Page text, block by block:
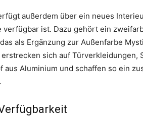
außerdem über ein neues
verfügbar ist. Dazu gehört ein
als Ergänzung zur Außenfarbe
sich auf Türverkleidungen,
aus Aluminium und schaffen so ein